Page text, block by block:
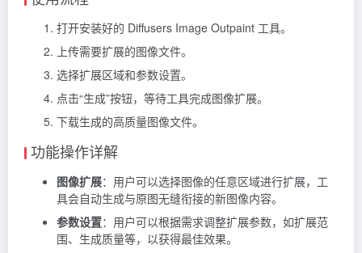
打开安装好的 Diffusers Image Outpaint 工具。
上传需要扩展的图像文件。
选择扩展区域和参数设置。
点击“生成”按钮，等待工具完成图像扩展。
下载生成的高质量图像文件。
功能操作详解
图像扩展：用户可以选择图像的任意区域进行扩展，工
具会自动生成与原图无缝衔接的新图像内容。
参数设置：用户可以根据需求调整扩展参数，如扩展范
围、生成质量等，以获得最佳效果。